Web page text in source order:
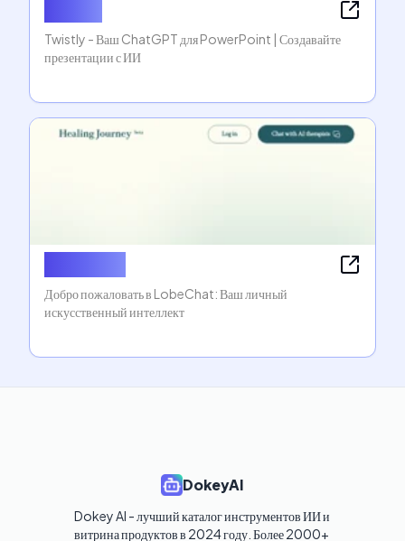
Twistly - Ваш ChatGPT для PowerPoint | Создавайте
презентации с ИИ
Добро пожаловать в LobeChat: Ваш личный
искусственный интеллект
DokeyAI
Dokey AI - лучший каталог инструментов ИИ и
витрина продуктов в 2024 году. Более 2000+